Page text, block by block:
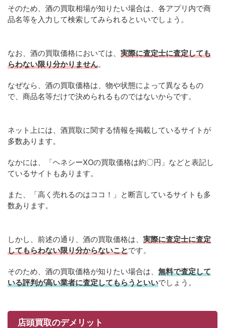
そのため、酒の買取相場が知りたい場合は、各アプリ内で商
品名等を入力して検索してみられるといいでしょう。
なお、酒の買取価格においては、 実際に査定士に査定しても
らわない限り分かりません。
なぜなら、酒の買取価格は、物や状態によって異なるもの
で、商品名等だけで決められるものではないからです。
ネット上には、酒買取に関する情報を掲載しているサイトが
多数あります。
なかには、「ヘネシーXOの買取価格は約〇円」などと表記し
ているサイトもあります。
また、「高く売れるのはココ！」と断言しているサイトも多
数あります。
しかし、前述の通り、酒の買取価格は、 実際に査定士に査定
してもらわない限り分からないことです。
そのため、酒の買取価格が知りたい場合は、 無料で査定して
いる評判が高い業者に査定してもらうといいでしょう。
店頭買取のデメリット